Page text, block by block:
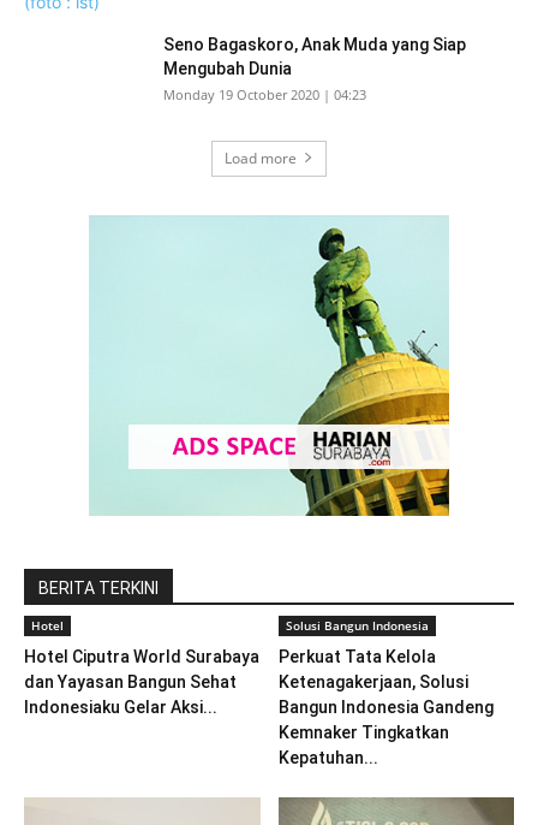
Seno Bagaskoro, Anak Muda yang Siap
Mengubah Dunia
Monday 19 October 2020 | 04:23
Load more
BERITA TERKINI
Hotel
Hotel Ciputra World Surabaya
dan Yayasan Bangun Sehat
Indonesiaku Gelar Aksi...
Solusi Bangun Indonesia
Perkuat Tata Kelola
Ketenagakerjaan, Solusi
Bangun Indonesia Gandeng
Kemnaker Tingkatkan
Kepatuhan...